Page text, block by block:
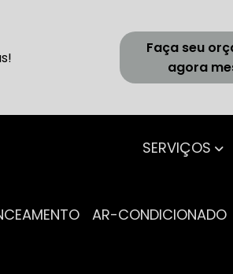
Faça seu
agora
SERVIÇOS
AR-CONDICIONADO